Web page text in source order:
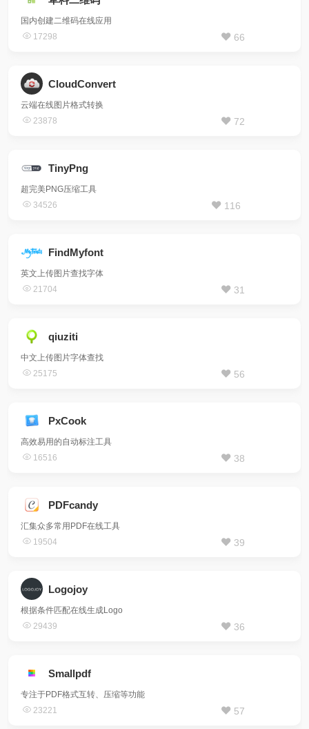
国内创建二维码在线应用
17298
66
CloudConvert
云端在线图片格式转换
23878
72
TinyPng
超完美PNG压缩工具
34526
116
FindMyfont
英文上传图片查找字体
21704
31
qiuziti
中文上传图片字体查找
25175
56
PxCook
高效易用的自动标注工具
16516
38
PDFcandy
汇集众多常用PDF在线工具
19504
39
Logojoy
根据条件匹配在线生成Logo
29439
36
Smallpdf
专注于PDF格式互转、压缩等功能
23221
57